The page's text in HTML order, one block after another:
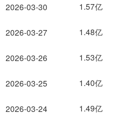
2026-03-30
2026-03-27
2026-03-26
2026-03-25
2026-03-24
1.57亿
1.48亿
1.53亿
1.40亿
1.49亿